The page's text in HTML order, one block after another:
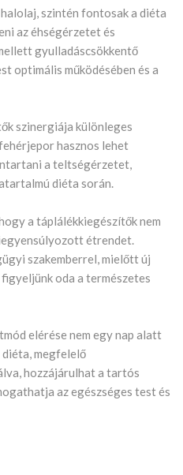
szintén fontosak a diéta
az éhségérzetet és
gyulladáscsökkentő
optimális működésében és a
szinergiája különleges
hasznos lehet
a teltségérzetet,
diéta során.
a táplálékkiegészítők nem
étrendet.
szakemberrel, mielőtt új
oda a természetes
elérése nem egy nap alatt
megfelelő
hozzájárulhat a tartós
az egészséges test és